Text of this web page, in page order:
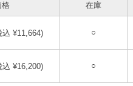
格 在庫
込 ¥11,664) ○
込 ¥16,200) ○